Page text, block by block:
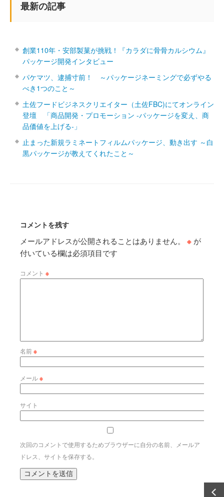
最新の記事
創業110年・安部製菓が挑戦！『カラダに骨骨カルシウム』
パッケージ開発インタビュー
パケマツ、逮捕寸前！ ～パッケージネーミングで必ずやる
べき1つのこと～
土佐フードビジネスクリエイター（土佐FBC)にてオンライン
登壇 「商品開発・プロモーション ‐パッケージを変え、商
品価値を上げる‐」
止まった新規ラミネートフィルムパッケージ、動き出す ～白
黒パッケージが教えてくれたこと～
コメントを残す
メールアドレスが公開されることはありません。 ※ が
付いている欄は必須項目です
コメント ※
名前※
メール※
サイト
次回のコメントで使用するためブラウザーに自分の名前、メールア
ドレス、サイトを保存する。